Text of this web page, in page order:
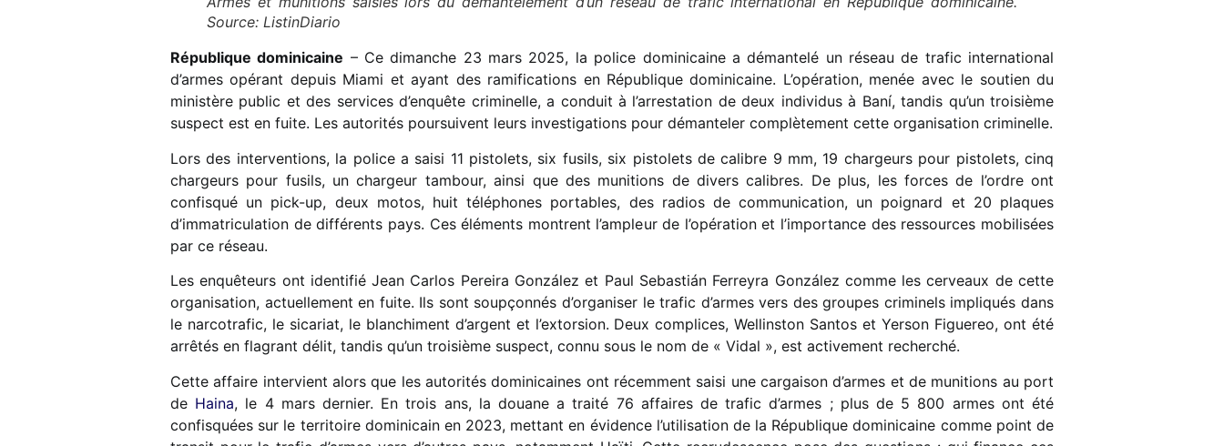
Source: ListinDiario
République dominicaine – Ce dimanche 23 mars 2025, la police dominicaine a démantelé un réseau de trafic international
d’armes opérant depuis Miami et ayant des ramifications en République dominicaine. L’opération, menée avec le soutien du
ministère public et des services d’enquête criminelle, a conduit à l’arrestation de deux individus à Baní, tandis qu’un troisième
suspect est en fuite. Les autorités poursuivent leurs investigations pour démanteler complètement cette organisation criminelle.
Lors des interventions, la police a saisi 11 pistolets, six fusils, six pistolets de calibre 9 mm, 19 chargeurs pour pistolets, cinq
chargeurs pour fusils, un chargeur tambour, ainsi que des munitions de divers calibres. De plus, les forces de l’ordre ont
confisqué un pick-up, deux motos, huit téléphones portables, des radios de communication, un poignard et 20 plaques
d’immatriculation de différents pays. Ces éléments montrent l’ampleur de l’opération et l’importance des ressources mobilisées
par ce réseau.
Les enquêteurs ont identifié Jean Carlos Pereira González et Paul Sebastián Ferreyra González comme les cerveaux de cette
organisation, actuellement en fuite. Ils sont soupçonnés d’organiser le trafic d’armes vers des groupes criminels impliqués dans
le narcotrafic, le sicariat, le blanchiment d’argent et l’extorsion. Deux complices, Wellinston Santos et Yerson Figuereo, ont été
arrêtés en flagrant délit, tandis qu’un troisième suspect, connu sous le nom de « Vidal », est activement recherché.
Cette affaire intervient alors que les autorités dominicaines ont récemment saisi une cargaison d’armes et de munitions au port
de Haina, le 4 mars dernier. En trois ans, la douane a traité 76 affaires de trafic d’armes ; plus de 5 800 armes ont été
confisquées sur le territoire dominicain en 2023, mettant en évidence l’utilisation de la République dominicaine comme point de